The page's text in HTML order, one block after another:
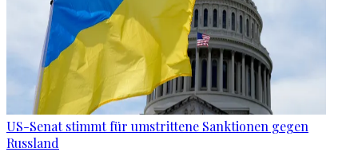
US-Senat stimmt für umstrittene Sanktionen gegen
Russland